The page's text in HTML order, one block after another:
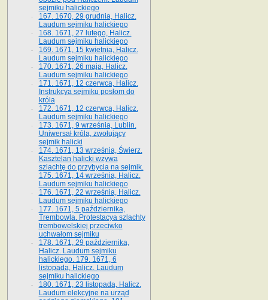
sejmiku halickiego
167. 1670, 29 grudnia, Halicz.
Laudum sejmiku halickiego
168. 1671, 27 lutego, Halicz.
Laudum sejmiku halickiego
169. 1671, 15 kwietnia, Halicz.
Laudum sejmiku halickiego
170. 1671, 26 maja, Halicz.
Laudum sejmiku halickiego
171. 1671, 12 czerwca, Halicz.
Instrukcya sejmiku posłom do
króla
172. 1671, 12 czerwca, Halicz.
Laudum sejmiku halickiego
173. 1671, 9 września, Lublin.
Uniwersał króla, zwołujący
sejmik halicki
174. 1671, 13 września, Świerz.
Kasztelan halicki wzywa
szlachtę do przybycia na sejmik.
175. 1671, 14 września, Halicz.
Laudum sejmiku halickiego
176. 1671, 22 września, Halicz.
Laudum sejmiku halickiego
177. 1671, 5 października,
Trembowla. Protestacya szlachty
trembowelskiej przeciwko
uchwałom sejmiku
178. 1671, 29 października,
Halicz. Laudum sejmiku
halickiego. 179. 1671, 6
listopada, Halicz. Laudum
sejmiku halickiego
180. 1671, 23 listopada, Halicz.
Laudum elekcyjne na urząd